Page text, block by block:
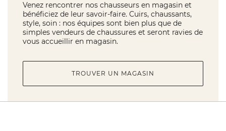
Venez rencontrer nos chausseurs en magasin et
bénéficiez de leur savoir-faire. Cuirs, chaussants,
style, soin : nos équipes sont bien plus que de
simples vendeurs de chaussures et seront ravies de
vous accueillir en magasin.
TROUVER UN MAGASIN